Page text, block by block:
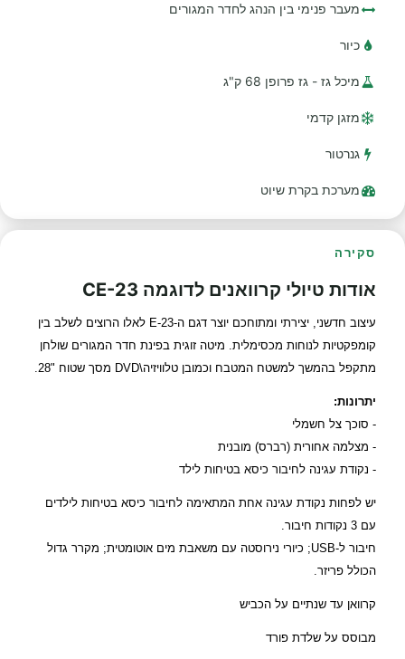
מעבר פנימי בין הנהג לחדר המגורים
כיור
מיכל גז - גז פרופן 68 ק"ג
מזגן קדמי
גנרטור
מערכת בקרת שיוט
סקירה
אודות טיולי קרוואנים לדוגמה CE-23
עיצוב חדשני, יצירתי ומתוחכם יוצר דגם ה-E-23 לאלו הרוצים לשלב בין
קומפקטיות לנוחות מכסימלית. מיטה זוגית בפינת חדר המגורים שולחן
מתקפל בהמשך למשטח המטבח וכמובן טלוויזיה\DVD מסך שטוח "28.
יתרונות:
- סוכך צל חשמלי
- מצלמה אחורית (רברס) מובנית
- נקודת עגינה לחיבור כיסא בטיחות לילד
יש לפחות נקודת עגינה אחת המתאימה לחיבור כיסא בטיחות לילדים
עם 3 נקודות חיבור.
חיבור ל-USB; כיורי נירוסטה עם משאבת מים אוטומטית; מקרר גדול
הכולל פריזר.
קרוואן עד שנתיים על הכביש
מבוסס על שלדת פורד